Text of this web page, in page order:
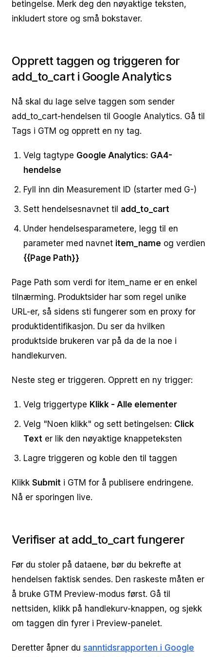
betingelse. Merk deg den nøyaktige teksten,
inkludert store og små bokstaver.
Opprett taggen og triggeren for
add_to_cart i Google Analytics
Nå skal du lage selve taggen som sender
add_to_cart-hendelsen til Google Analytics. Gå til
Tags i GTM og opprett en ny tag.
Velg tagtype Google Analytics: GA4-
hendelse
Fyll inn din Measurement ID (starter med G-)
Sett hendelsesnavnet til add_to_cart
Under hendelsesparametere, legg til en
parameter med navnet item_name og verdien
{{Page Path}}
Page Path som verdi for item_name er en enkel
tilnærming. Produktsider har som regel unike
URL-er, så sidens sti fungerer som en proxy for
produktidentifikasjon. Du ser da hvilken
produktside brukeren var på da de la noe i
handlekurven.
Neste steg er triggeren. Opprett en ny trigger:
Velg triggertype Klikk - Alle elementer
Velg "Noen klikk" og sett betingelsen: Click
Text er lik den nøyaktige knappeteksten
Lagre triggeren og koble den til taggen
Klikk Submit i GTM for å publisere endringene.
Nå er sporingen live.
Verifiser at add_to_cart fungerer
Før du stoler på dataene, bør du bekrefte at
hendelsen faktisk sendes. Den raskeste måten er
å bruke GTM Preview-modus først. Gå til
nettsiden, klikk på handlekurv-knappen, og sjekk
om taggen din fyrer i Preview-panelet.
Deretter åpner du sanntidsrapporten i Google